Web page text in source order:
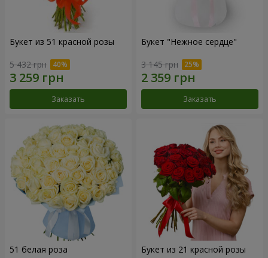
Букет из 51 красной розы
5 432 грн
Заказать
Букет "Нежное сердце"
3 145 грн
Заказать
51 белая роза Букет из 21 красной розы